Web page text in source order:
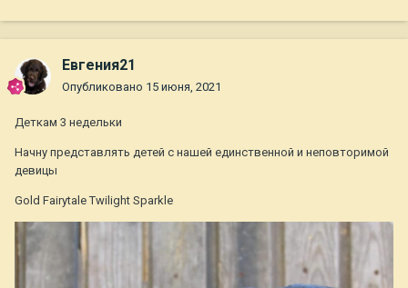
Евгения21
Опубликовано 15 июня, 2021
Деткам 3 недельки
Начну представлять детей с нашей единственной и неповторимой
девицы
Gold Fairytale Twilight Sparkle